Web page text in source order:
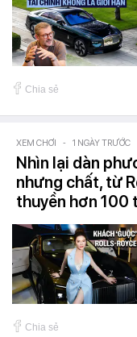
Chia sẻ
XEM CHƠI - 1 NGÀY TRƯỚC
Nhìn lại dàn
nhưng chất, từ
thuyền hơn 100
Chia sẻ